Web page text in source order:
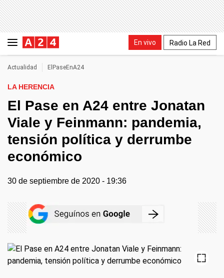
En vivo Radio La Red
Actualidad ElPaseEnA24
LA HERENCIA
El Pase en A24 entre Jonatan
Viale y Feinmann: pandemia,
tensión política y derrumbe
económico
30 de septiembre de 2020 - 19:36